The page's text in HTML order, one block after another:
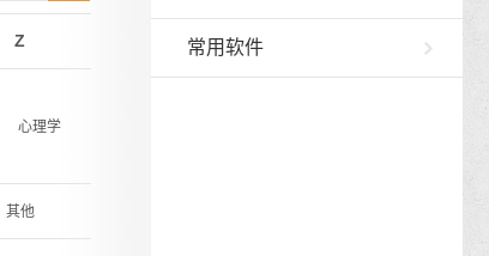
常用软件
Z
心理学
其他